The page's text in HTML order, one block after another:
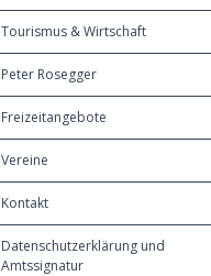
Tourismus & Wirtschaft
Peter Rosegger
Freizeitangebote
Vereine
Kontakt
Datenschutzerklärung und
Amtssignatur